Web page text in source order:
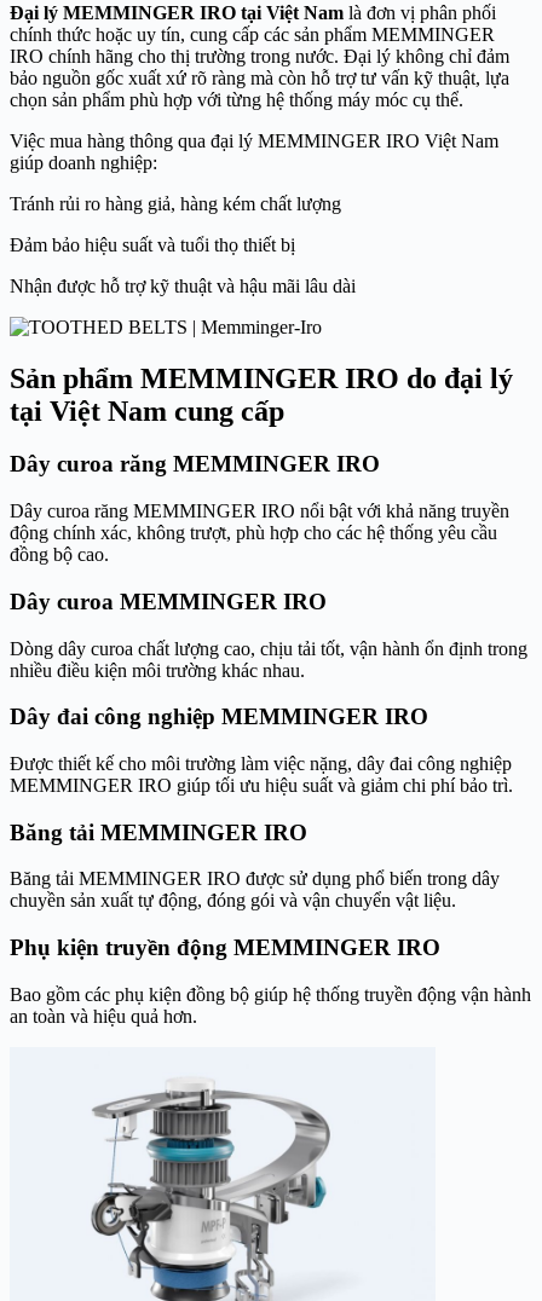
Đại lý MEMMINGER IRO tại Việt Nam là đơn vị phân phối
chính thức hoặc uy tín, cung cấp các sản phẩm MEMMINGER
IRO chính hãng cho thị trường trong nước. Đại lý không chỉ đảm
bảo nguồn gốc xuất xứ rõ ràng mà còn hỗ trợ tư vấn kỹ thuật, lựa
chọn sản phẩm phù hợp với từng hệ thống máy móc cụ thể.
Việc mua hàng thông qua đại lý MEMMINGER IRO Việt Nam
giúp doanh nghiệp:
Tránh rủi ro hàng giả, hàng kém chất lượng
Đảm bảo hiệu suất và tuổi thọ thiết bị
Nhận được hỗ trợ kỹ thuật và hậu mãi lâu dài
Sản phẩm MEMMINGER IRO do đại lý
tại Việt Nam cung cấp
Dây curoa răng MEMMINGER IRO
Dây curoa răng MEMMINGER IRO nổi bật với khả năng truyền
động chính xác, không trượt, phù hợp cho các hệ thống yêu cầu
đồng bộ cao.
Dây curoa MEMMINGER IRO
Dòng dây curoa chất lượng cao, chịu tải tốt, vận hành ổn định trong
nhiều điều kiện môi trường khác nhau.
Dây đai công nghiệp MEMMINGER IRO
Được thiết kế cho môi trường làm việc nặng, dây đai công nghiệp
MEMMINGER IRO giúp tối ưu hiệu suất và giảm chi phí bảo trì.
Băng tải MEMMINGER IRO
Băng tải MEMMINGER IRO được sử dụng phổ biến trong dây
chuyền sản xuất tự động, đóng gói và vận chuyển vật liệu.
Phụ kiện truyền động MEMMINGER IRO
Bao gồm các phụ kiện đồng bộ giúp hệ thống truyền động vận hành
an toàn và hiệu quả hơn.